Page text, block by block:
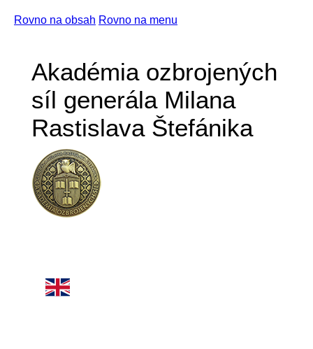
Rovno na obsah Rovno na menu
Akadémia ozbrojených
síl generála Milana
Rastislava Štefánika